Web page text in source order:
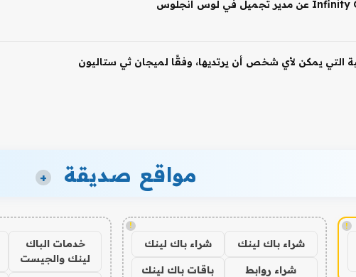
التي يمكن لأي شخص أن يرتديها، وفقًا لميجان ثي ستاليون
مواقع صديقة +
!
!
شراء باك لينك شراء باك لينك
شراء روابط
باقات باك لينك
خدمات الباك
لينك والجيست